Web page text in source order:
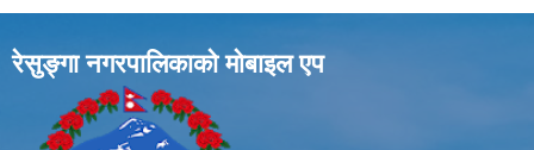
रेसुङ्गा नगरपालिकाकाे माेबाइल एप